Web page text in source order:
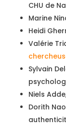
CHU de
Marine
Heidi
Valérie
Sylvain
Niels
Dorith